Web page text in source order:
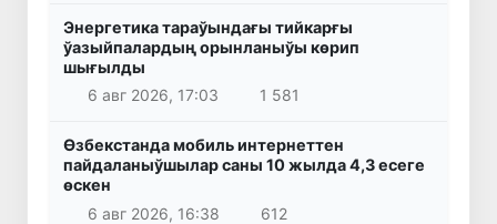
Энергетика тараўындағы тийкарғы
ўазыйпалардың орынланыўы көрип
шығылды
6 авг 2026, 17:03
1 581
Өзбекстанда мобиль интернеттен
пайдаланыўшылар саны 10 жылда 4,3 есеге
өскен
6 авг 2026, 16:38
612